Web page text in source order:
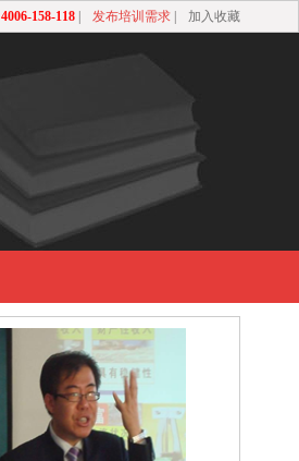
4006-158-118| 发布培训需求| 加入收藏